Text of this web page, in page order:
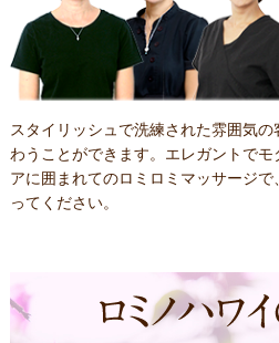
スタイリッシュで洗練された雰囲気
わうことができます。エレガントで
アに囲まれてのロミロミマッサージ
ってください。